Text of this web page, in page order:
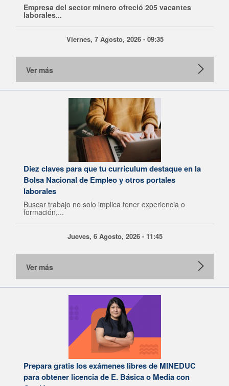
Empresa del sector minero ofreció 205 vacantes
laborales...
Viernes, 7 Agosto, 2026 - 09:35
Ver más
Diez claves para que tu currículum destaque en la
Bolsa Nacional de Empleo y otros portales
laborales
Buscar trabajo no solo implica tener experiencia o
formación,...
Jueves, 6 Agosto, 2026 - 11:45
Ver más
Prepara gratis los exámenes libres de MINEDUC
para obtener licencia de E. Básica o Media con